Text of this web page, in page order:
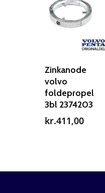
Zinkanode
volvo
foldepropel
3bl 2374203
kr.411,00